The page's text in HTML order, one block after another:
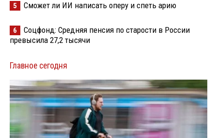
5 Сможет ли ИИ написать оперу и спеть арию
6
Соцфонд: Средняя пенсия по старости в России
превысила 27,2 тысячи
Главное сегодня